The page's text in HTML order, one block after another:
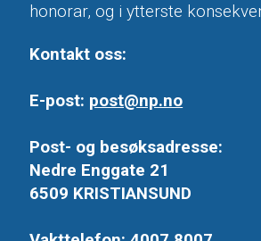
honorar, og i ytterste
Kontakt oss:
E-post: post@np.no
Post- og besøksadresse:
Nedre Enggate 21
6509 KRISTIANSUND